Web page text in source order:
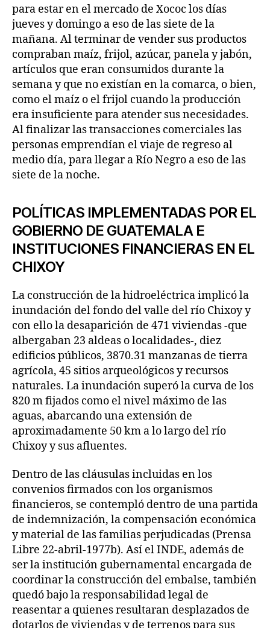
para estar en el mercado de Xococ los días
jueves y domingo a eso de las siete de la
mañana. Al terminar de vender sus productos
compraban maíz, frijol, azúcar, panela y jabón,
artículos que eran consumidos durante la
semana y que no existían en la comarca, o bien,
como el maíz o el frijol cuando la producción
era insuficiente para atender sus necesidades.
Al finalizar las transacciones comerciales las
personas emprendían el viaje de regreso al
medio día, para llegar a Río Negro a eso de las
siete de la noche.
POLÍTICAS IMPLEMENTADAS POR EL
GOBIERNO DE GUATEMALA E
INSTITUCIONES FINANCIERAS EN EL
CHIXOY
La construcción de la hidroeléctrica implicó la
inundación del fondo del valle del río Chixoy y
con ello la desaparición de 471 viviendas -que
albergaban 23 aldeas o localidades-, diez
edificios públicos, 3870.31 manzanas de tierra
agrícola, 45 sitios arqueológicos y recursos
naturales. La inundación superó la curva de los
820 m fijados como el nivel máximo de las
aguas, abarcando una extensión de
aproximadamente 50 km a lo largo del río
Chixoy y sus afluentes.
Dentro de las cláusulas incluidas en los
convenios firmados con los organismos
financieros, se contempló dentro de una partida
de indemnización, la compensación económica
y material de las familias perjudicadas (Prensa
Libre 22-abril-1977b). Así el INDE, además de
ser la institución gubernamental encargada de
coordinar la construcción del embalse, también
quedó bajo la responsabilidad legal de
reasentar a quienes resultaran desplazados de